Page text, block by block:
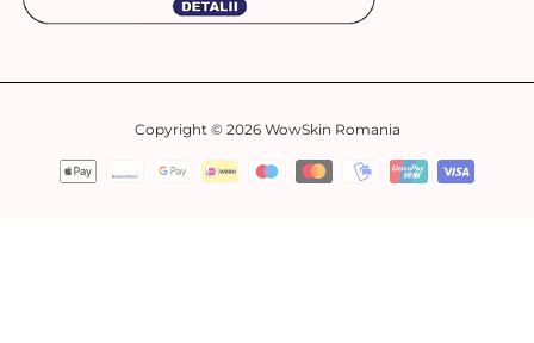
Copyright © 2026 WowSkin Romania
Metode